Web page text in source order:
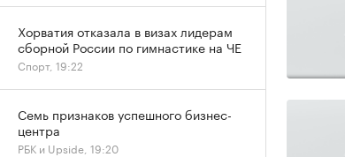
Хорватия отказала в визах лидерам
сборной России по гимнастике на ЧЕ
Спорт, 19:22
Семь признаков успешного бизнес-
центра
РБК и Upside, 19:20